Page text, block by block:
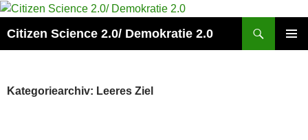
Zum
springen
Citizen Science 2.0/ Demokratie 2.0
Kategoriearchiv: Leeres Ziel